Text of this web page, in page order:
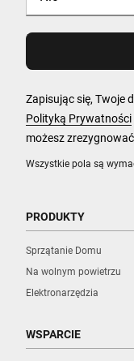
Wszystkie pola są
Zapisując się, Twoje
Polityką Prywatności
możesz
PRODUKTY
Sprzątanie Domu
Na wolnym powietrzu
Elektronarzędzia
WSPARCIE